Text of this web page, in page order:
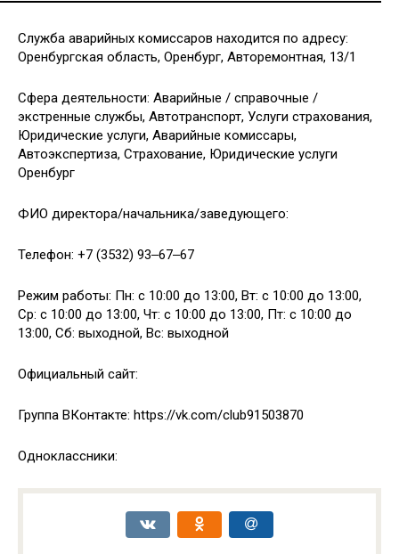
Служба аварийных комиссаров находится по адресу:
Оренбургская область, Оренбург, Авторемонтная, 13/1
Сфера деятельности: Аварийные / справочные /
экстренные службы, Автотранспорт, Услуги страхования,
Юридические услуги, Аварийные комиссары,
Автоэкспертиза, Страхование, Юридические услуги
Оренбург
ФИО директора/начальника/заведующего:
Телефон: +7 (3532) 93‒67‒67
Режим работы: Пн: с 10:00 до 13:00, Вт: с 10:00 до 13:00,
Ср: с 10:00 до 13:00, Чт: с 10:00 до 13:00, Пт: с 10:00 до
13:00, Сб: выходной, Вс: выходной
Официальный сайт:
Группа ВКонтакте: https://vk.com/club91503870
Одноклассники: